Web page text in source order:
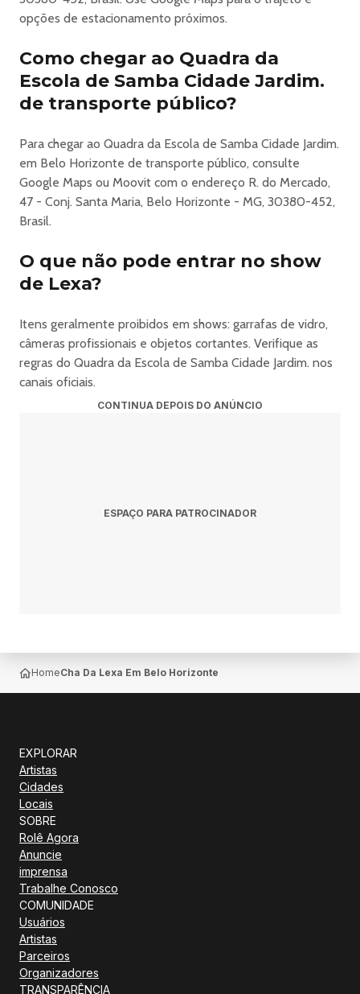
opções de estacionamento próximos.
Como chegar ao Quadra da
Escola de Samba Cidade Jardim.
de transporte público?
Para chegar ao Quadra da Escola de Samba Cidade Jardim.
em Belo Horizonte de transporte público, consulte
Google Maps ou Moovit com o endereço R. do Mercado,
47 - Conj. Santa Maria, Belo Horizonte - MG, 30380-452,
Brasil.
O que não pode entrar no show
de Lexa?
Itens geralmente proibidos em shows: garrafas de vidro,
câmeras profissionais e objetos cortantes. Verifique as
regras do Quadra da Escola de Samba Cidade Jardim. nos
canais oficiais.
CONTINUA DEPOIS DO ANÚNCIO
ESPAÇO PARA PATROCINADOR
HomeCha Da Lexa Em Belo Horizonte
EXPLORAR
Artistas
Cidades
Locais
SOBRE
Rolê Agora
Anuncie
imprensa
Trabalhe Conosco
COMUNIDADE
Usuários
Artistas
Parceiros
Organizadores
TRANSPARÊNCIA